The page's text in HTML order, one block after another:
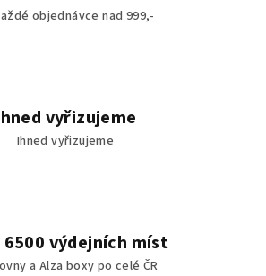
objednávce nad 999,-
vyřizujeme
Ihned vyřizujeme
6500 výdejních míst
a Alza boxy po celé ČR